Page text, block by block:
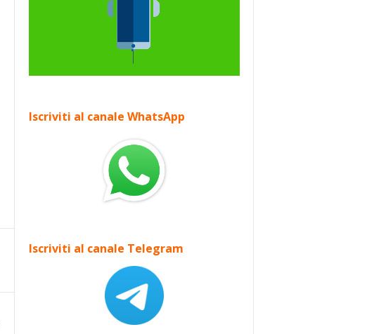
Iscriviti al canale WhatsApp
Iscriviti al canale Telegram